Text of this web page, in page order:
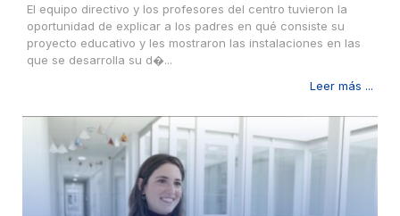
El equipo directivo y los profesores del centro tuvieron la
oportunidad de explicar a los padres en qué consiste su
proyecto educativo y les mostraron las instalaciones en las
que se desarrolla su d�...
Leer más ...